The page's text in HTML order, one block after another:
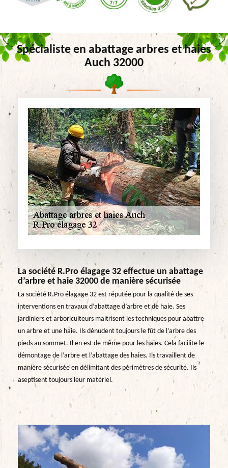
Spécialiste en abattage arbres et haies
Auch 32000
La société R.Pro élagage 32 effectue un abattage
d’arbre et haie 32000 de manière sécurisée
La société R.Pro élagage 32 est réputée pour la qualité de ses
interventions en travaux d’abattage d’arbre et de haie. Ses
jardiniers et arboriculteurs maitrisent les techniques pour abattre
un arbre et une haie. Ils dénudent toujours le fût de l’arbre des
pieds au sommet. Il en est de même pour les haies. Cela facilite le
démontage de l’arbre et l’abattage des haies. Ils travaillent de
manière sécurisée en délimitant des périmètres de sécurité. Ils
aseptisent toujours leur matériel.